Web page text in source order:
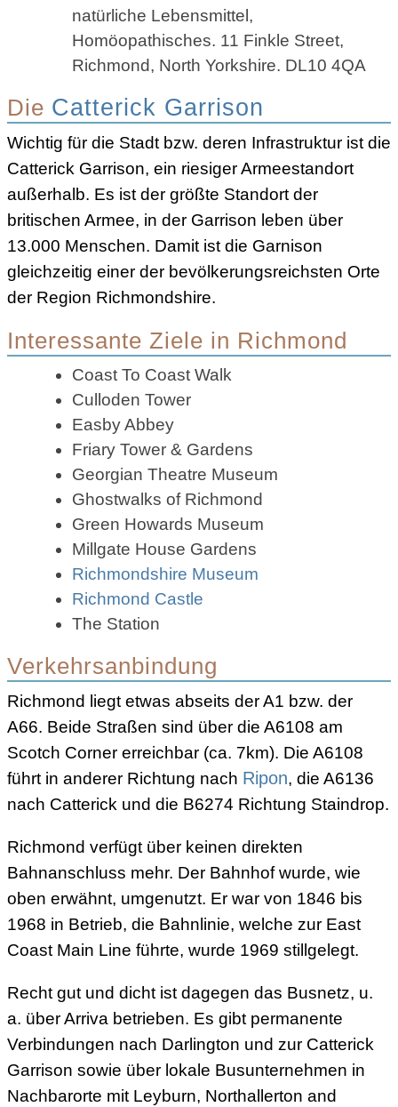
natürliche Lebensmittel,
Homöopathisches. 11 Finkle Street,
Richmond, North Yorkshire. DL10 4QA
Die Catterick Garrison
Wichtig für die Stadt bzw. deren Infrastruktur ist die
Catterick Garrison, ein riesiger Armeestandort
außerhalb. Es ist der größte Standort der
britischen Armee, in der Garrison leben über
13.000 Menschen. Damit ist die Garnison
gleichzeitig einer der bevölkerungsreichsten Orte
der Region Richmondshire.
Interessante Ziele in Richmond
Coast To Coast Walk
Culloden Tower
Easby Abbey
Friary Tower & Gardens
Georgian Theatre Museum
Ghostwalks of Richmond
Green Howards Museum
Millgate House Gardens
Richmondshire Museum
Richmond Castle
The Station
Verkehrsanbindung
Richmond liegt etwas abseits der A1 bzw. der
A66. Beide Straßen sind über die A6108 am
Scotch Corner erreichbar (ca. 7km). Die A6108
führt in anderer Richtung nach Ripon, die A6136
nach Catterick und die B6274 Richtung Staindrop.
Richmond verfügt über keinen direkten
Bahnanschluss mehr. Der Bahnhof wurde, wie
oben erwähnt, umgenutzt. Er war von 1846 bis
1968 in Betrieb, die Bahnlinie, welche zur East
Coast Main Line führte, wurde 1969 stillgelegt.
Recht gut und dicht ist dagegen das Busnetz, u.
a. über Arriva betrieben. Es gibt permanente
Verbindungen nach Darlington und zur Catterick
Garrison sowie über lokale Busunternehmen in
Nachbarorte mit Leyburn, Northallerton and